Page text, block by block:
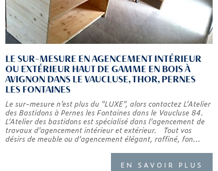
LE SUR-MESURE EN AGENCEMENT INTÉRIEUR
OU EXTÉRIEUR HAUT DE GAMME EN BOIS À
AVIGNON DANS LE VAUCLUSE, THOR, PERNES
LES FONTAINES
Le sur-mesure n’est plus du "LUXE", alors contactez L'Atelier
des Bastidons à Pernes les Fontaines dans le Vaucluse 84.
L'Atelier des bastidons est spécialisé dans l'agencement de
travaux d'agencement intérieur et extérieur. Tout vos
désirs de meuble ou d'agencement élégant, raffiné, fon...
EN SAVOIR PLUS